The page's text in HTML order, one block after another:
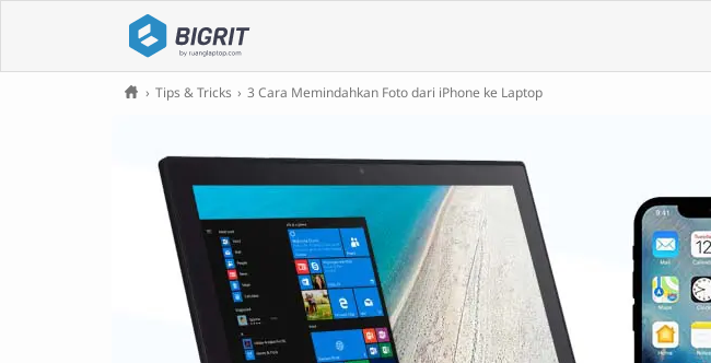
› Tips & Tricks › 3 Cara Memindahkan Foto dari iPhone ke Laptop